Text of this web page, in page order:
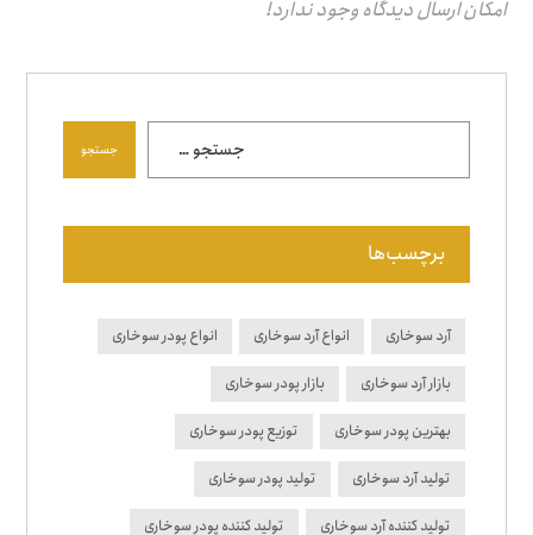
امکان ارسال دیدگاه وجود ندارد!
جستجو
برچسب‌ها
آرد سوخاری انواع آرد سوخاری انواع پودر سوخاری
بازار آرد سوخاری بازار پودر سوخاری
بهترین پودر سوخاری توزیع پودر سوخاری
تولید آرد سوخاری تولید پودر سوخاری
تولید کننده آرد سوخاری تولید کننده پودر سوخاری